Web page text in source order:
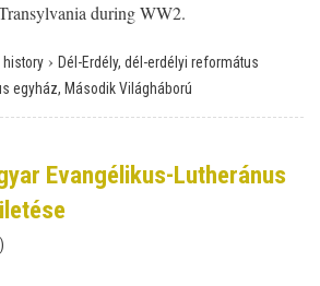
during WW2.
history › Dél-Erdély, dél-erdélyi református
egyház, Második Világháború
Evangélikus-Lutheránus